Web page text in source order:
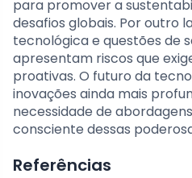
para promover a
desafios globais. Por outro
tecnológica e questões de
apresentam riscos que
proativas. O futuro da
inovações ainda mais
necessidade de
consciente dessas
Referências